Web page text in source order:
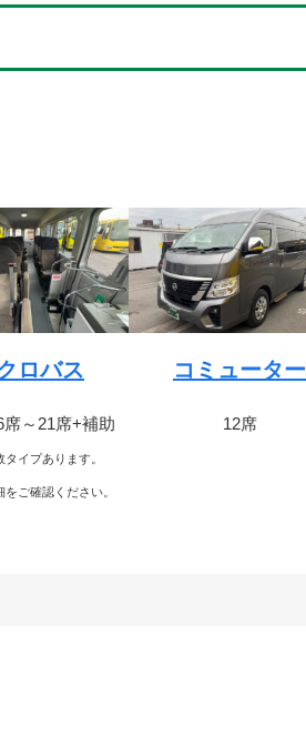
ロバス
席～21席+補助
イプあります。
ご確認ください。
コミューター
12席